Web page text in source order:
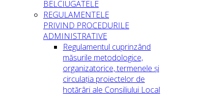
BELCIUGATELE
REGULAMENTELE
PRIVIND PROCEDURILE
ADMINISTRATIVE
Regulamentul cuprinzând
măsurile metodologice,
organizatorice, termenele și
circulația proiectelor de
hotărâri ale Consiliului Local